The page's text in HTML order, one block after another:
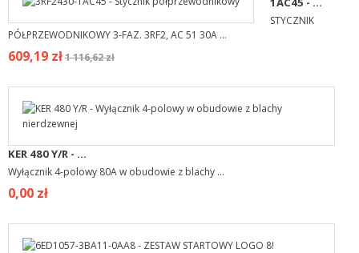
STYCZNIK
PÓŁPRZEWODNIKOWY 3-FAZ. 3RF2, AC 51 30A ...
609,19 zł1 116,62 zł
KER 480 Y/R - ...
Wyłącznik 4-polowy 80A w obudowie z blachy ...
0,00 zł